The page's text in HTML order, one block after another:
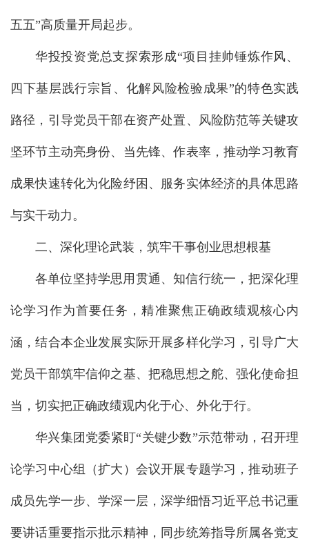
五五”高质量开局起步。
华投投资党总支探索形成“项目挂帅锤炼作风、
四下基层践行宗旨、化解风险检验成果”的特色实践
路径，引导党员干部在资产处置、风险防范等关键攻
坚环节主动亮身份、当先锋、作表率，推动学习教育
成果快速转化为化险纾困、服务实体经济的具体思路
与实干动力。
二、深化理论武装，筑牢干事创业思想根基
各单位坚持学思用贯通、知信行统一，把深化理
论学习作为首要任务，精准聚焦正确政绩观核心内
涵，结合本企业发展实际开展多样化学习，引导广大
党员干部筑牢信仰之基、把稳思想之舵、强化使命担
当，切实把正确政绩观内化于心、外化于行。
华兴集团党委紧盯“关键少数”示范带动，召开理
论学习中心组（扩大）会议开展专题学习，推动班子
成员先学一步、学深一层，深学细悟习近平总书记重
要讲话重要指示批示精神，同步统筹指导所属各党支